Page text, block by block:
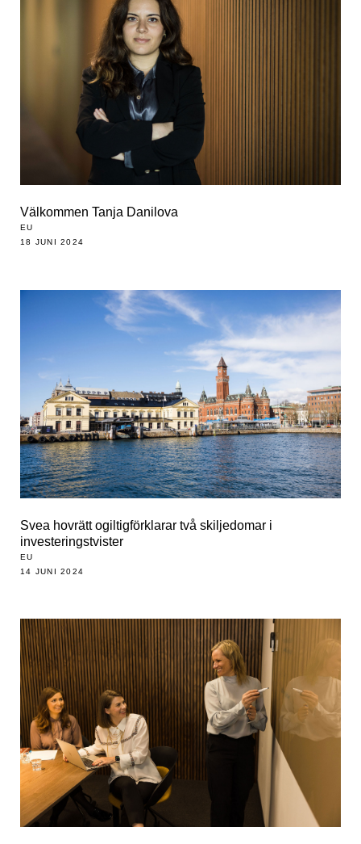
Välkommen Tanja Danilova
EU
18 JUNI 2024
Svea hovrätt ogiltigförklarar två skiljedomar i
investeringstvister
EU
14 JUNI 2024